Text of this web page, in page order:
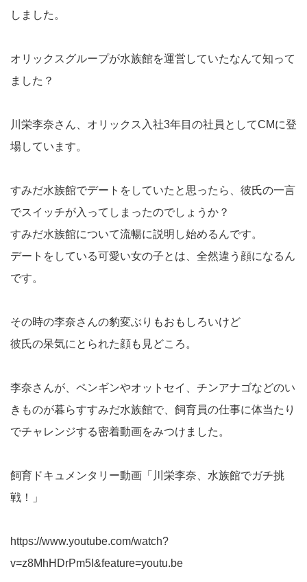
しました。
オリックスグループが水族館を運営していたなんて知って
ました？
川栄李奈さん、オリックス入社3年目の社員としてCMに登
場しています。
すみだ水族館でデートをしていたと思ったら、彼氏の一言
でスイッチが入ってしまったのでしょうか？
すみだ水族館について流暢に説明し始めるんです。
デートをしている可愛い女の子とは、全然違う顔になるん
です。
その時の李奈さんの豹変ぶりもおもしろいけど
彼氏の呆気にとられた顔も見どころ。
李奈さんが、ペンギンやオットセイ、チンアナゴなどのい
きものが暮らすすみだ水族館で、飼育員の仕事に体当たり
でチャレンジする密着動画をみつけました。
飼育ドキュメンタリー動画「川栄李奈、水族館でガチ挑
戦！」
https://www.youtube.com/watch?
v=z8MhHDrPm5I&feature=youtu.be